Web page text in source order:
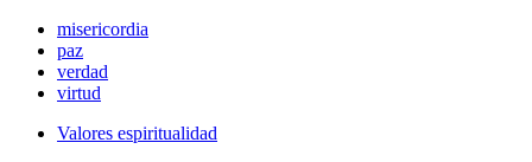
misericordia
paz
verdad
virtud
Valores espiritualidad